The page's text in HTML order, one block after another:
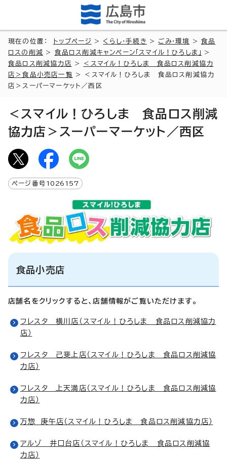
現在の位置： トップページ > くらし・手続き > ごみ・環境 >食品
ロスの削減 > 食品ロス削減キャンペーン「スマイル！ひろしま」
>
食品ロス削減協力店
>
＜スマイル！ひろしま 食品ロス削減協力
店＞食品小売店一覧
> ＜スマイル！ひろしま 食品ロス削減協力
店＞スーパーマーケット／西区
＜スマイル！ひろしま 食品ロス削減
協力店＞スーパーマーケット／西区
ページ番号 1026157
食品小売店
店舗名をクリックすると、店舗情報がご覧いただけます。
フレスタ 横川店（スマイル！ひろしま 食品ロス削減協力
店）
フレスタ 己斐上店（スマイル！ひろしま 食品ロス削減協
力店）
フレスタ 上天満店（スマイル！ひろしま 食品ロス削減協
力店）
万惣 庚午店（スマイル！ひろしま 食品ロス削減協力店）
アルゾ 井口台店（スマイル！ひろしま 食品ロス削減協
力店）